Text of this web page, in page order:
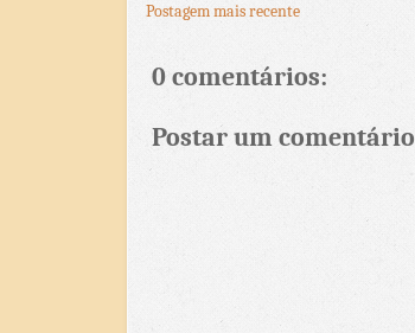
Postagem mais recente
0 comentários:
Postar um comentário